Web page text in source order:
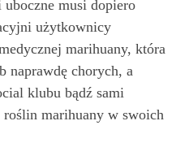
musi dopiero
użytkownicy
marihuany, która
naprawdę chorych, a
klubu bądź sami
marihuany w swoich